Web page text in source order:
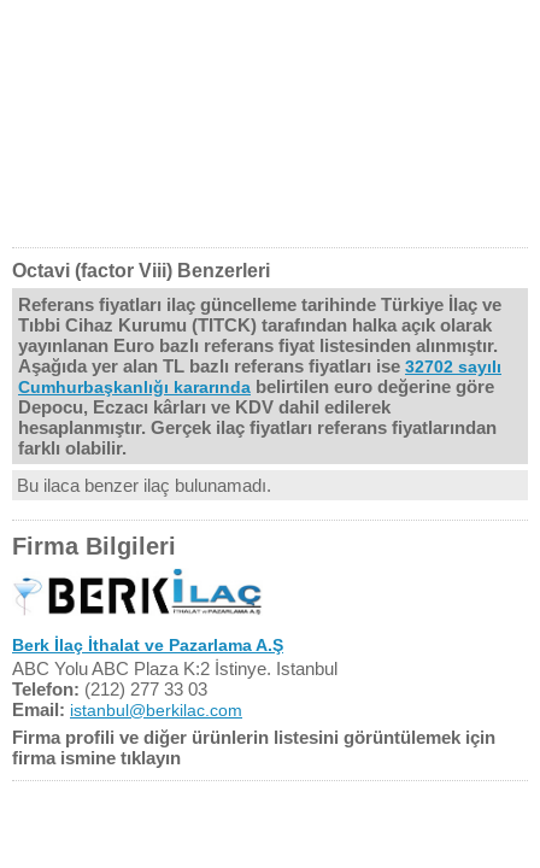
Octavi (factor Viii) Benzerleri
Referans fiyatları ilaç güncelleme tarihinde Türkiye İlaç ve
Tıbbi Cihaz Kurumu (TITCK) tarafından halka açık olarak
yayınlanan Euro bazlı referans fiyat listesinden alınmıştır.
Aşağıda yer alan TL bazlı referans fiyatları ise 32702 sayılı
Cumhurbaşkanlığı kararında belirtilen euro değerine göre
Depocu, Eczacı kârları ve KDV dahil edilerek
hesaplanmıştır. Gerçek ilaç fiyatları referans fiyatlarından
farklı olabilir.
Bu ilaca benzer ilaç bulunamadı.
Firma Bilgileri
Berk İlaç İthalat ve Pazarlama A.Ş
ABC Yolu ABC Plaza K:2 İstinye. Istanbul
Telefon: (212) 277 33 03
Email: istanbul@berkilac.com
Firma profili ve diğer ürünlerin listesini görüntülemek için
firma ismine tıklayın